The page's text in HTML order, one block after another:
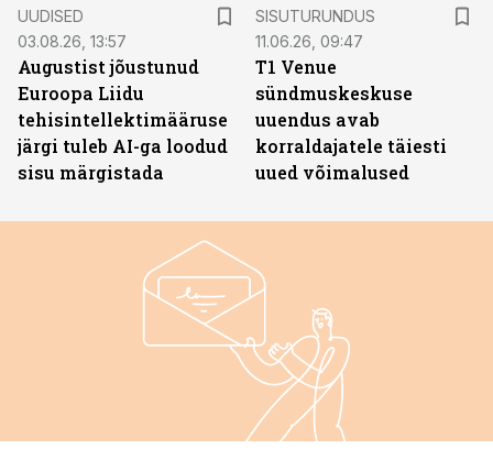
UUDISED
03.08.26, 13:57
Augustist jõustunud
Euroopa Liidu
tehisintellektimääruse
järgi tuleb AI-ga loodud
sisu märgistada
SISUTURUNDUS
11.06.26, 09:47
T1 Venue
sündmuskeskuse
uuendus avab
korraldajatele täiesti
uued võimalused